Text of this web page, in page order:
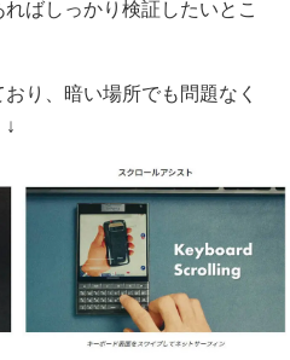
ばしっかり検証したいとこ
り、暗い場所でも問題なく